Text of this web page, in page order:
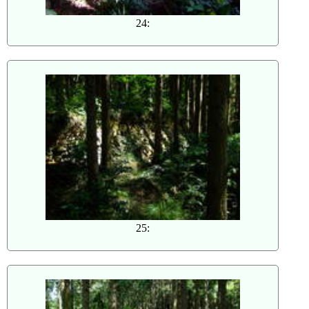
24:
25: